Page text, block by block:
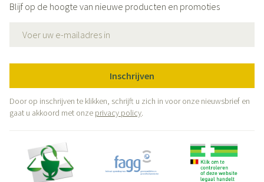
Blijf op de hoogte van nieuwe producten en promoties
Inschrijven
Door op inschrijven te klikken, schrijft u zich in voor onze nieuwsbrief en
gaat u akkoord met onze privacy policy.